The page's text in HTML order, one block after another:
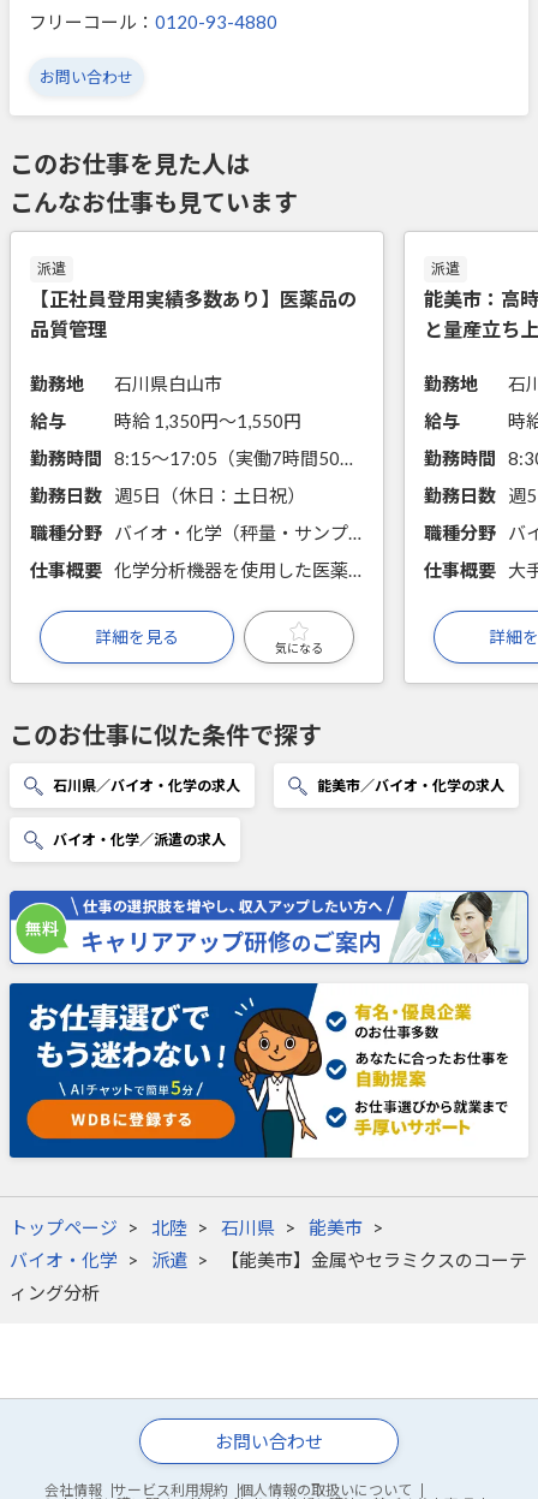
フリーコール： 0120-93-4880
お問い合わせ
このお仕事を見た人は
こんなお仕事も見ています
派遣
【正社員登用実績多数あり】医薬品の
品質管理
勤務地
石川県白山市
給与
時給 1,350円〜1,550円
勤務時間
8:15～17:05（実働7時間50分）
勤務日数
週5日（休日：土日祝）
職種分野
バイオ・化学（秤量・サンプリング・分注、前処理・試薬調製、手分析、機器分析）
仕事概要
化学分析機器を使用した医薬品の品質管理業務
詳細を見る
気になる
派遣
能美市：高
と量産立ち
勤務地
石
給与
時
勤務時間
勤務日数
週
職種分野
バ
仕事概要
詳細
このお仕事に似た条件で探す
石川県／バイオ・化学の求人 能美市／バイオ・化学の求人
バイオ・化学／派遣の求人
トップページ 北陸 石川県
能美市
バイオ・化学
派遣
【能美市】金属やセラミクスのコーテ
ィング分析
お問い合わせ
会社情報 サービス利用規約
個人情報の取扱いについて